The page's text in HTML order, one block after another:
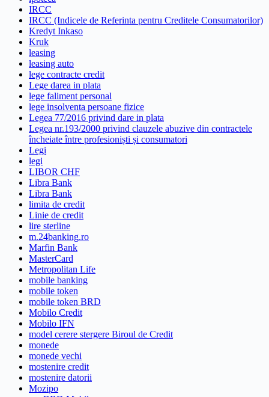
IRCC
IRCC (Indicele de Referinta pentru Creditele Consumatorilor)
Kredyt Inkaso
Kruk
leasing
leasing auto
lege contracte credit
Lege darea in plata
lege faliment personal
lege insolventa persoane fizice
Legea 77/2016 privind dare in plata
Legea nr.193/2000 privind clauzele abuzive din contractele
încheiate între profesioniști și consumatori
Legi
legi
LIBOR CHF
Libra Bank
Libra Bank
limita de credit
Linie de credit
lire sterline
m.24banking.ro
Marfin Bank
MasterCard
Metropolitan Life
mobile banking
mobile token
mobile token BRD
Mobilo Credit
Mobilo IFN
model cerere stergere Biroul de Credit
monede
monede vechi
mostenire credit
mostenire datorii
Mozipo